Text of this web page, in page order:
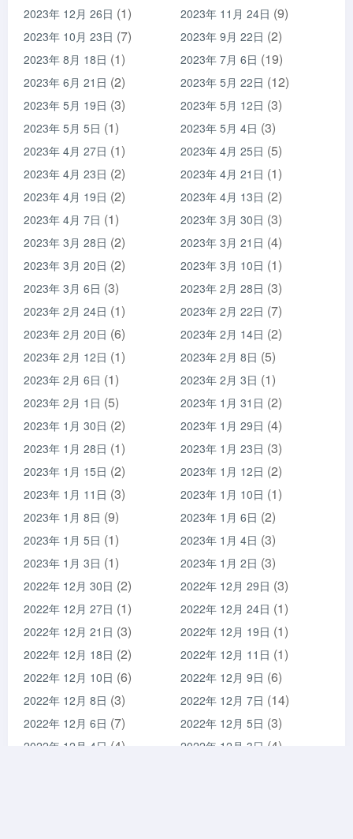
2023年 12月 26日 (1) 2023年 11月 24日 (9)
2023年 10月 23日 (7) 2023年 9月 22日 (2)
2023年 8月 18日 (1) 2023年 7月 6日 (19)
2023年 6月 21日 (2) 2023年 5月 22日 (12)
2023年 5月 19日 (3) 2023年 5月 12日 (3)
2023年 5月 5日 (1) 2023年 5月 4日 (3)
2023年 4月 27日 (1) 2023年 4月 25日 (5)
2023年 4月 23日 (2) 2023年 4月 21日 (1)
2023年 4月 19日 (2) 2023年 4月 13日 (2)
2023年 4月 7日 (1) 2023年 3月 30日 (3)
2023年 3月 28日 (2) 2023年 3月 21日 (4)
2023年 3月 20日 (2) 2023年 3月 10日 (1)
2023年 3月 6日 (3) 2023年 2月 28日 (3)
2023年 2月 24日 (1) 2023年 2月 22日 (7)
2023年 2月 20日 (6) 2023年 2月 14日 (2)
2023年 2月 12日 (1) 2023年 2月 8日 (5)
2023年 2月 6日 (1) 2023年 2月 3日 (1)
2023年 2月 1日 (5) 2023年 1月 31日 (2)
2023年 1月 30日 (2) 2023年 1月 29日 (4)
2023年 1月 28日 (1) 2023年 1月 23日 (3)
2023年 1月 15日 (2) 2023年 1月 12日 (2)
2023年 1月 11日 (3) 2023年 1月 10日 (1)
2023年 1月 8日 (9) 2023年 1月 6日 (2)
2023年 1月 5日 (1) 2023年 1月 4日 (3)
2023年 1月 3日 (1) 2023年 1月 2日 (3)
2022年 12月 30日 (2) 2022年 12月 29日 (3)
2022年 12月 27日 (1) 2022年 12月 24日 (1)
2022年 12月 21日 (3) 2022年 12月 19日 (1)
2022年 12月 18日 (2) 2022年 12月 11日 (1)
2022年 12月 10日 (6) 2022年 12月 9日 (6)
2022年 12月 8日 (3) 2022年 12月 7日 (14)
2022年 12月 6日 (7) 2022年 12月 5日 (3)
2022年 12月 4日 (4) 2022年 12月 3日 (4)